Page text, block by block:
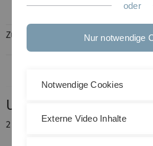
Zufällige Menge
Umfang
2 Stunden Vorlesung + 2 Stunden
oder
Nur notwendige
Notwendige Cookies
Externe Video Inhalte